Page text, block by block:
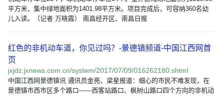
平方米，集中绿地面积为1401.98平方米。项目完成后，可容纳360名幼
儿入读。（记者 万晓霞） 南昌经开区、南昌日报
红色的非机动车道，你见过吗？-景德镇频道-中国江西网首
页
jxjdz.jxnews.com.cn/system/2017/07/09/016262180.shtml
中国江西网景德镇讯 通讯员金亮、梁星报道：细心的市民不难发现，在
景德镇市西市区多个路口——西客站路口、枫树山路口四个方向的非机动